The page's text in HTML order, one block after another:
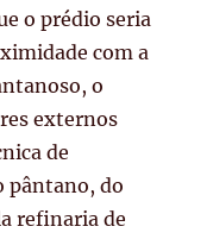
o prédio seria
com a
o
externos
de
pântano, do
refinaria de